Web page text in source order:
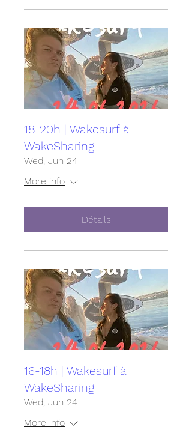
18-20h | Wakesurf à
WakeSharing
Wed, Jun 24
More info
Détails
16-18h | Wakesurf à
WakeSharing
Wed, Jun 24
More info